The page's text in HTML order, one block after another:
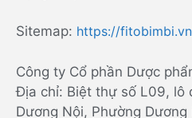
Sitemap: https://
Công ty Cổ phần Dược
Địa chỉ: Biệt thự số L09, lô
Dương Nội, Phường